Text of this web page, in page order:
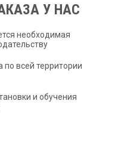
У НАС
необходимая
по всей территории
и обучения